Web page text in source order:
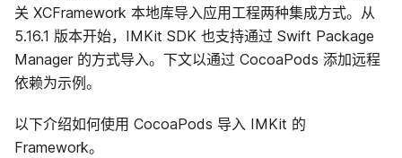
关 XCFramework 本地库导入应用工程两种集成方式。从
5.16.1 版本开始，IMKit SDK 也支持通过 Swift Package
Manager 的方式导入。下文以通过 CocoaPods 添加远程
依赖为示例。
以下介绍如何使用 CocoaPods 导入 IMKit 的
Framework。